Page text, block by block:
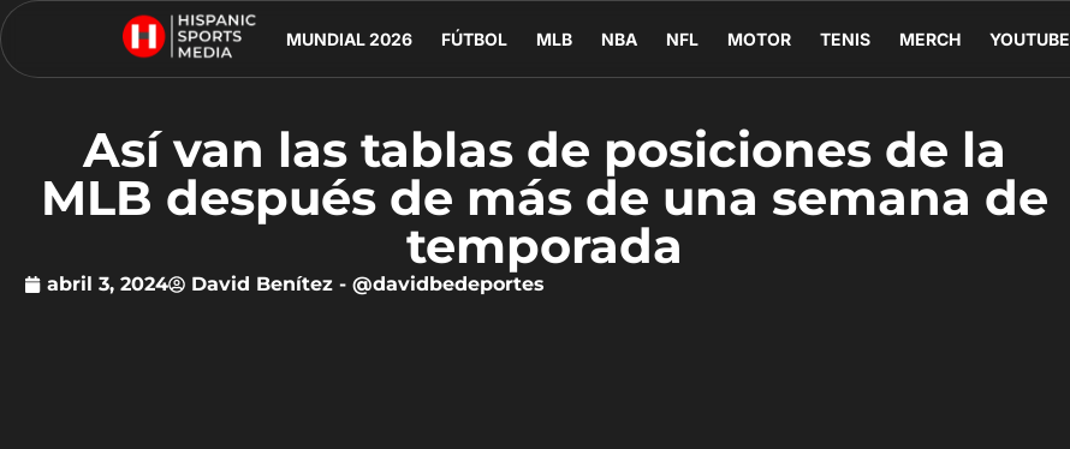
MUNDIAL 2026 FÚTBOL MLB NBA NFL MOTOR TENIS MERCH YOUTUBE
Así van las tablas de posiciones de la
MLB después de más de una semana de
temporada
abril 3, 2024 David Benítez - @davidbedeportes